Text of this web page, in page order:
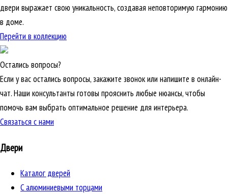
двери выражает свою уникальность, создавая неповторимую гармонию
в доме.
Перейти в коллекцию
Остались вопросы?
Если у вас остались вопросы, закажите звонок или напишите в онлайн-
чат. Наши консультанты готовы прояснить любые нюансы, чтобы
помочь вам выбрать оптимальное решение для интерьера.
Связаться с нами
Двери
Каталог дверей
C алюминиевыми торцами